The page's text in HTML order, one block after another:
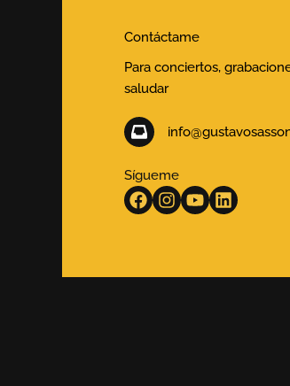
Contáctame
Para conciertos,
saludar
Sígueme